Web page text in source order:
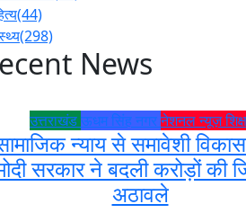
(44)
(298)
News
उत्तराखंडऊधम सिंह नगरनेशनल न्यूज़
न्याय से समावेशी
सरकार ने बदली करोड़ों की
अठावले